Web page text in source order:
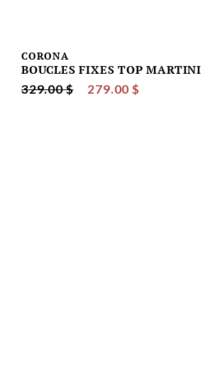
CORONA
BOUCLES FIXES TOP
329.00 $ 279.00 $